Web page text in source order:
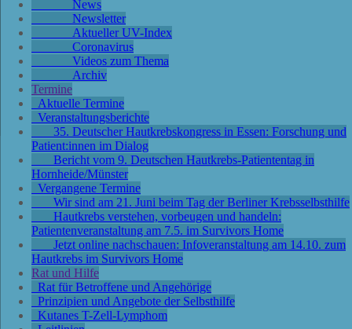
News
Newsletter
Aktueller UV-Index
Coronavirus
Videos zum Thema
Archiv
Termine
Aktuelle Termine
Veranstaltungsberichte
35. Deutscher Hautkrebskongress in Essen: Forschung und
Patient:innen im Dialog
Bericht vom 9. Deutschen Hautkrebs-Patiententag in
Hornheide/Münster
Vergangene Termine
Wir sind am 21. Juni beim Tag der Berliner Krebsselbsthilfe
Hautkrebs verstehen, vorbeugen und handeln:
Patientenveranstaltung am 7.5. im Survivors Home
Jetzt online nachschauen: Infoveranstaltung am 14.10. zum
Hautkrebs im Survivors Home
Rat und Hilfe
Rat für Betroffene und Angehörige
Prinzipien und Angebote der Selbsthilfe
Kutanes T-Zell-Lymphom